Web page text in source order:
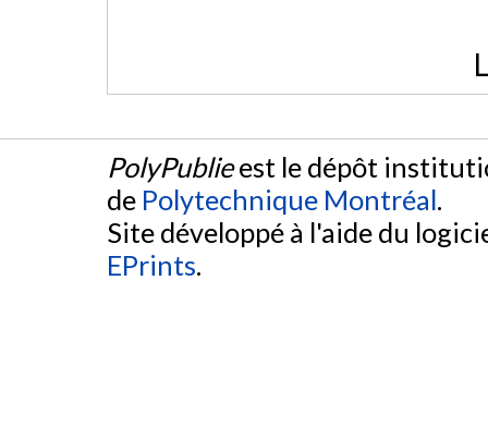
PolyPublieest le dépôt
de Polytechnique Montréal.
Site développé à l'aide du
EPrints.